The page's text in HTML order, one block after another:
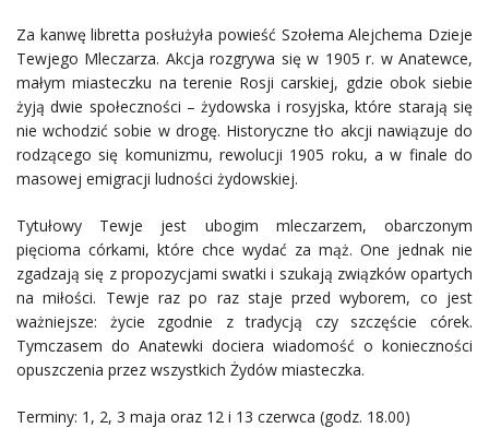
Za kanwę libretta posłużyła powieść Szołema Alejchema Dzieje
Tewjego Mleczarza. Akcja rozgrywa się w 1905 r. w Anatewce,
małym miasteczku na terenie Rosji carskiej, gdzie obok siebie
żyją dwie społeczności – żydowska i rosyjska, które starają się
nie wchodzić sobie w drogę. Historyczne tło akcji nawiązuje do
rodzącego się komunizmu, rewolucji 1905 roku, a w finale do
masowej emigracji ludności żydowskiej.
Tytułowy Tewje jest ubogim mleczarzem, obarczonym
pięcioma córkami, które chce wydać za mąż. One jednak nie
zgadzają się z propozycjami swatki i szukają związków opartych
na miłości. Tewje raz po raz staje przed wyborem, co jest
ważniejsze: życie zgodnie z tradycją czy szczęście córek.
Tymczasem do Anatewki dociera wiadomość o konieczności
opuszczenia przez wszystkich Żydów miasteczka.
Terminy: 1, 2, 3 maja oraz 12 i 13 czerwca (godz. 18.00)